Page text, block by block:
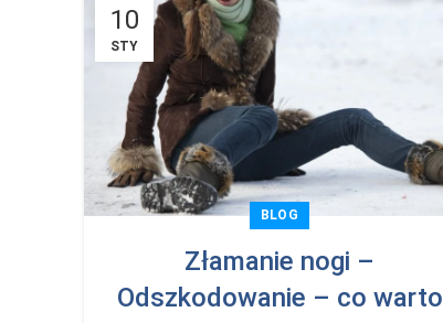
10
STY
BLOG
Złamanie nogi –
Odszkodowanie – co warto